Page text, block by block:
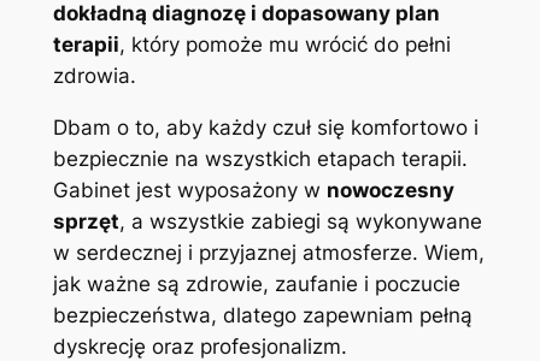
dokładną diagnozę i dopasowany plan
terapii, który pomoże mu wrócić do pełni
zdrowia.
Dbam o to, aby każdy czuł się komfortowo i
bezpiecznie na wszystkich etapach terapii.
Gabinet jest wyposażony w nowoczesny
sprzęt, a wszystkie zabiegi są wykonywane
w serdecznej i przyjaznej atmosferze. Wiem,
jak ważne są zdrowie, zaufanie i poczucie
bezpieczeństwa, dlatego zapewniam pełną
dyskrecję oraz profesjonalizm.